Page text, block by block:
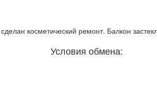
косметический ремонт. Балкон
Условия обмена: